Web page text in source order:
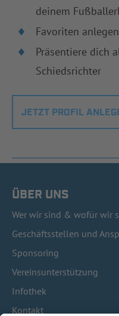
deinem
Favoriten
Präsentiere dich
Schiedsrichter
JETZT PROFIL
ÜBER UNS
Wer wir sind & wofür wir
Geschäftsstellen und
Sponsoring
Vereinsunterstützung
Infothek
Kontakt